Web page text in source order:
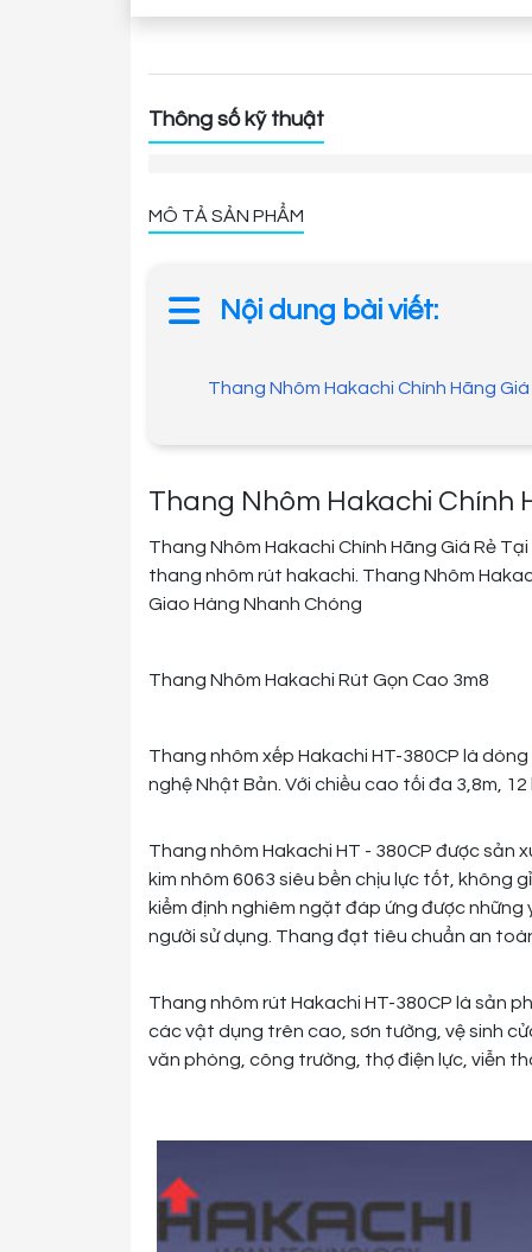
Thông số kỹ thuật
MÔ TẢ SẢN PHẨM
Nội dung bài viết:
Thang Nhôm Hakachi Chính Hãng
Thang Nhôm Hakachi Chính
Thang Nhôm Hakachi Chính Hãng Giá Rẻ Tại TPHCM. Đầy các loại thang nhôm hakachi, thang hakachi giá rẻ,
thang nhôm rút hakachi. Thang Nhôm
Giao Hàng Nhanh Chóng
Thang Nhôm Hakachi Rút Gọn Cao 3m8
Thang nhôm xếp Hakachi HT-380CP là dòng
nghệ Nhật Bản. Với chiều cao tối đa 3,8m,
Thang nhôm Hakachi HT - 380CP được
kim nhôm 6063 siêu bền chịu lực tốt, không
kiểm định nghiêm ngặt đáp ứng được
người sử dụng. Thang đạt tiêu chuẩn an
Thang nhôm rút Hakachi HT-380CP là sản
các vật dụng trên cao, sơn tường, vệ sinh
văn phòng, công trường, thợ điện lực, viễn